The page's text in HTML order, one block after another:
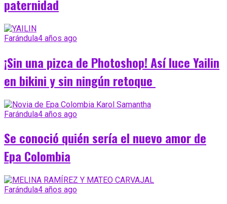
paternidad
Farándula4 años ago
¡Sin una pizca de Photoshop! Así luce Yailin
en bikini y sin ningún retoque
Farándula4 años ago
Se conoció quién sería el nuevo amor de
Epa Colombia
Farándula4 años ago